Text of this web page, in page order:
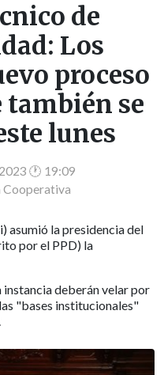
de
Los
proceso
se
lunes
🕐 19:09
Cooperativa
asumió la presidencia del
por el PPD) la
instancia deberán velar por
"bases institucionales"